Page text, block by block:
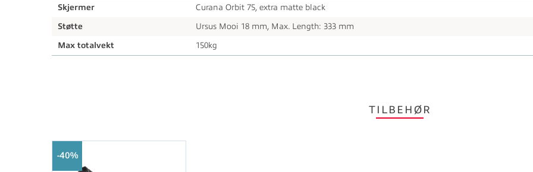
Skjermer Curana Orbit 75, extra matte black
Støtte Ursus Mooi 18 mm, Max. Length: 333 mm
Max totalvekt 150kg
TILBEHØR
40%